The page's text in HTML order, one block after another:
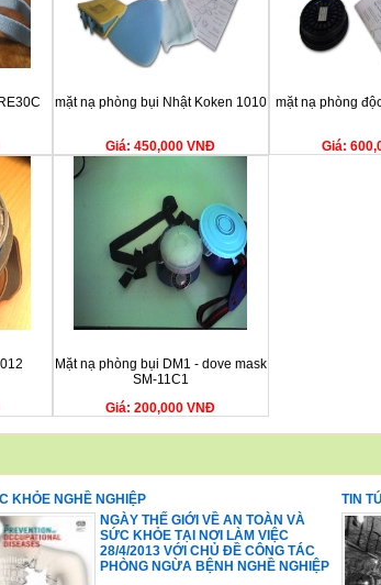
mặt nạ phòng bụi Nhật Koken 1010
Giá: 450,000 VNĐ
mặt nạ phòng
Giá:
Mặt nạ phòng bụi DM1 - dove mask
SM-11C1
Giá: 200,000 VNĐ
KHỎE NGHỀ NGHIỆP
NGÀY THẾ GIỚI VỀ AN TOÀN VÀ
SỨC KHỎE TẠI NƠI LÀM VIỆC
28/4/2013 VỚI CHỦ ĐỀ CÔNG TÁC
PHÒNG NGỪA BỆNH NGHỀ NGHIỆP
TIN